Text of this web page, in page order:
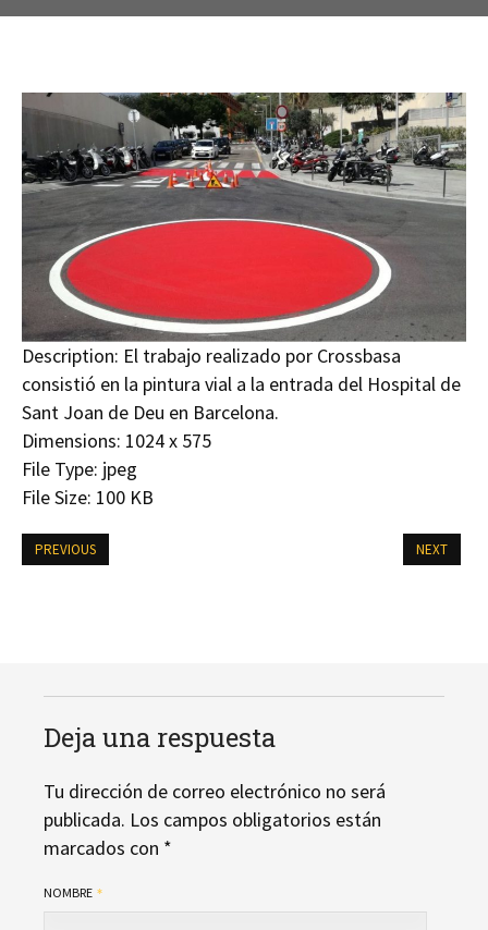
Description: El trabajo realizado por Crossbasa
consistió en la pintura vial a la entrada del Hospital de
Sant Joan de Deu en Barcelona.
Dimensions: 1024 x 575
File Type: jpeg
File Size: 100 KB
PREVIOUS NEXT
Deja una respuesta
Tu dirección de correo electrónico no será
publicada. Los campos obligatorios están
marcados con *
NOMBRE